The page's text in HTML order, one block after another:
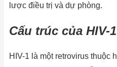
lược điều trị và dự phòng.
Cấu trúc của HIV-1
HIV-1 là một retrovirus thuộc